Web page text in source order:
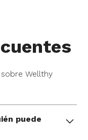
Wellthy
puede